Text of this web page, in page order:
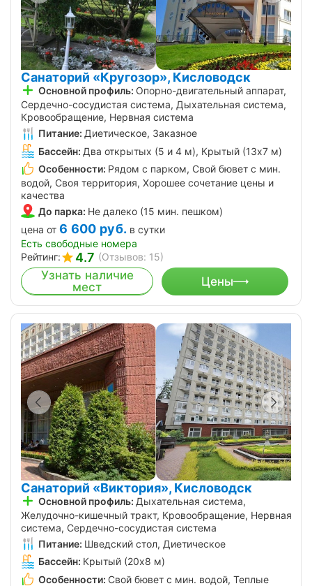
Санаторий «Кругозор», Кисловодск
Основной профиль: Опорно-двигательный аппарат,
Сердечно-сосудистая система, Дыхательная система,
Кровообращение, Нервная система
Питание: Диетическое, Заказное
Бассейн: Два открытых (5 и 4 м), Крытый (13х7 м)
Особенности: Рядом с парком, Свой бювет с мин.
водой, Своя территория, Хорошее сочетание цены и
качества
До парка: Не далеко (15 мин. пешком)
цена от 6 600 руб. в сутки
Есть свободные номера
Рейтинг:
4.7 (Отзывов: 15)
Узнать наличие
мест
Цены
Санаторий «Виктория», Кисловодск
Основной профиль: Дыхательная система,
Желудочно-кишечный тракт, Кровообращение, Нервная
система, Сердечно-сосудистая система
Питание: Шведский стол, Диетическое
Бассейн: Крытый (20х8 м)
Особенности: Свой бювет с мин. водой, Теплые